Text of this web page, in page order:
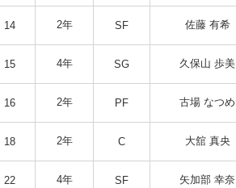
14 2年 SF 佐藤 有希
15 4年 SG 久保山 歩美
16 2年 PF 古場 なつめ
18 2年 C 大舘 真央
22 4年 SF 矢加部 幸奈